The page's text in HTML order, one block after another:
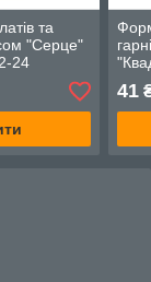
та
"Серце"
24
(7-
41